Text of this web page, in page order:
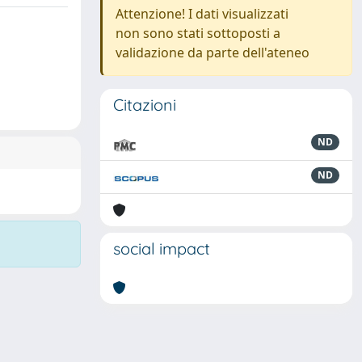
Attenzione! I dati visualizzati
non sono stati sottoposti a
validazione da parte dell'ateneo
Citazioni
ND
ND
social impact